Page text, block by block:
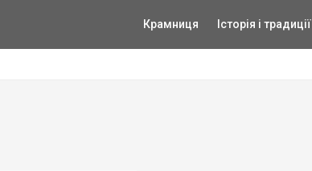
Крамниця Історія і традиції